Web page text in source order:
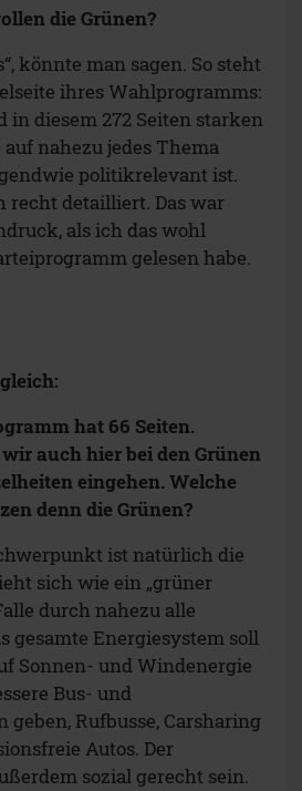
die Grünen?
könnte man sagen. So steht
ihres Wahlprogramms:
in diesem 272 Seiten starken
nahezu jedes Thema
politikrelevant ist.
recht detailliert. Das war
als ich das wohl
gelesen habe.
hat 66 Seiten.
auch hier bei den Grünen
eingehen. Welche
denn die Grünen?
ist natürlich die
sich wie ein „grüner
durch nahezu alle
gesamte Energiesystem soll
Sonnen- und Windenergie
Bus- und
Rufbusse, Carsharing
Autos. Der
sozial gerecht sein.